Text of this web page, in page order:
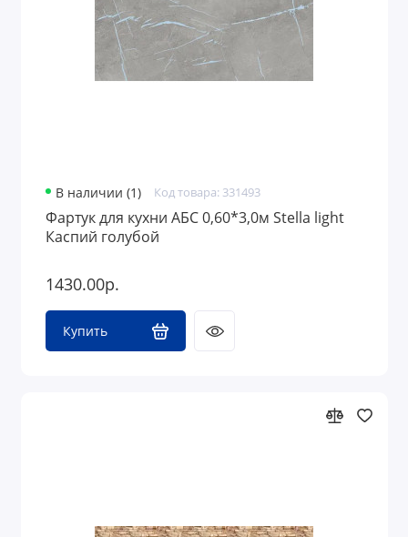
В наличии (1) Код товара: 331493
Фартук для кухни АБС 0,60*3,0м Stella light
Каспий голубой
1430.00р.
Купить